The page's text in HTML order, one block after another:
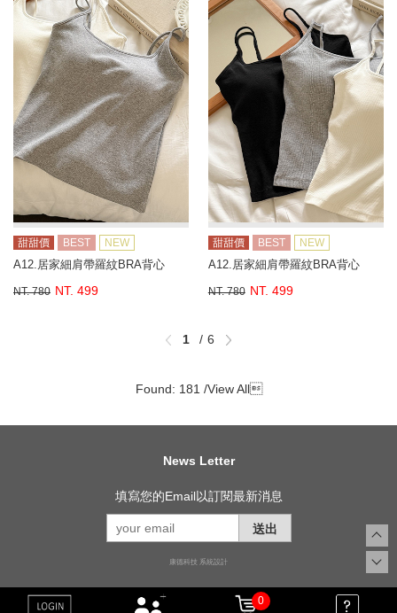
甜甜價 BEST NEW
A12.居家細肩帶羅紋BRA背心
NT. 780 NT. 499
甜甜價 BEST NEW
A12.居家細肩帶羅紋BRA背心
NT. 780 NT. 499
1 6
Found: 181 /View All
News Letter
填寫您的Email以訂閱最新消息
送出
康德科技 系統設計
0